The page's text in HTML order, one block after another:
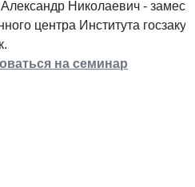
Николаевич -
центра Института
на семинар